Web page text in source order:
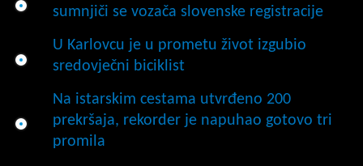
sumnjiči se vozača slovenske registracije
U Karlovcu je u prometu život izgubio
sredovječni biciklist
Na istarskim cestama utvrđeno 200
prekršaja, rekorder je napuhao gotovo tri
promila